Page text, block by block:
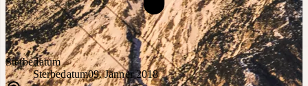
Sterbedatum
Sterbedatum09. Jänner 2018